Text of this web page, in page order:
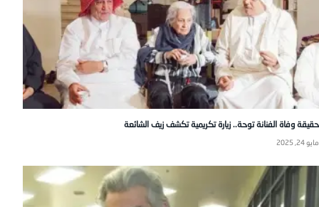
حقيقة وفاة الفنانة توحة.. زيارة تكريمية تكشف زيف الشائعة
مايو 24, 2025